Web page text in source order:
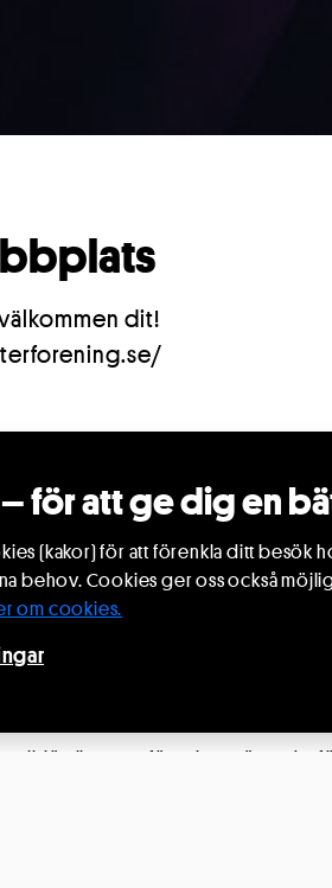
för att ge dig en
(kakor) för att förenkla ditt besök
behov. Cookies ger oss också
om cookies.
dit!
Mullsjö Riksteaterförening
. Här